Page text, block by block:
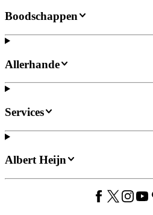
Boodschappen
Allerhande
Services
Albert Heijn